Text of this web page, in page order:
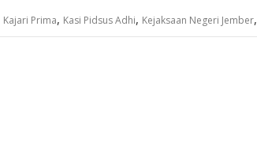
Kajari Prima, Kasi Pidsus Adhi, Kejaksaan Negeri Jember,